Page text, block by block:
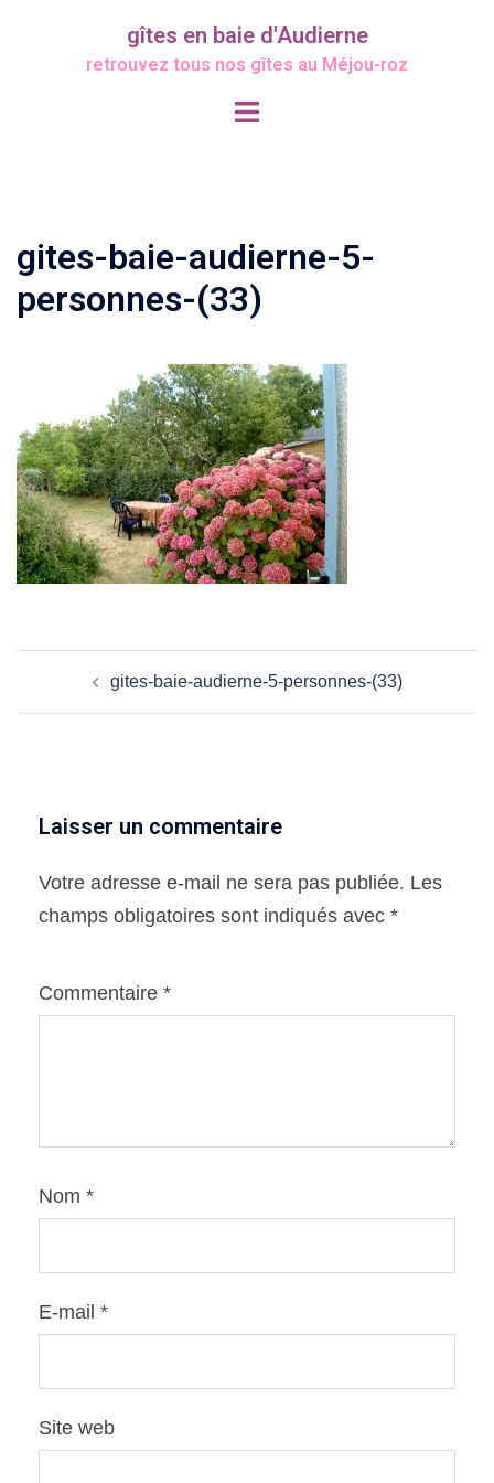
gîtes en baie d'Audierne
retrouvez tous nos gîtes au Méjou-roz
Ouvrir/fermer
gites-baie-audierne-5-
personnes-(33)
d’articlegites-baie-audierne-5-personnes-(33)
Laisser un commentaire
Votre adresse e-mail ne sera pas publiée. Les
champs obligatoires sont indiqués avec *
Commentaire *
Nom *
E-mail *
Site web